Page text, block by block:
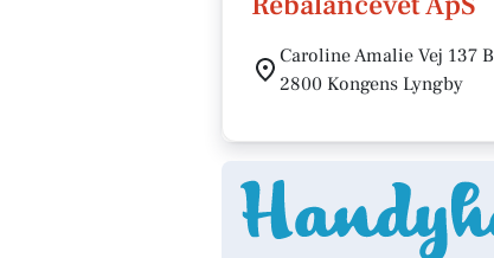
Caroline Amalie Vej 137 B
2800 Kongens Lyngby